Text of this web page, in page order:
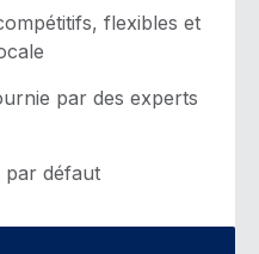
flexibles et
par des experts
par défaut